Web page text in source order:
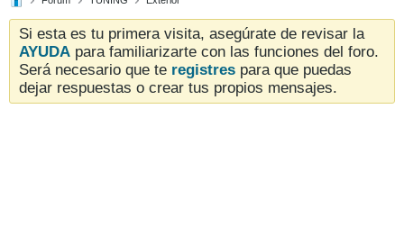
Si esta es tu primera visita, asegúrate de revisar la
AYUDA para familiarizarte con las funciones del foro.
Será necesario que te registres para que puedas
dejar respuestas o crear tus propios mensajes.